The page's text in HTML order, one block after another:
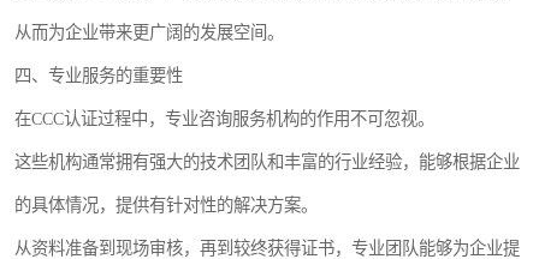
从而为企业带来更广阔的发展空间。
四、专业服务的重要性
在CCC认证过程中，专业咨询服务机构的作用不可忽视。
这些机构通常拥有强大的技术团队和丰富的行业经验，能够根据企业
的具体情况，提供有针对性的解决方案。
从资料准备到现场审核，再到较终获得证书，专业团队能够为企业提